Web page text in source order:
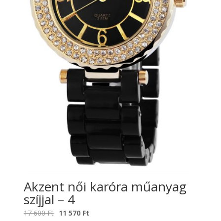
Akzent női karóra műanyag
szíjjal – 4
17 600Ft Original
11 570 Ft